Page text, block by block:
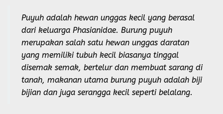
Puyuh adalah hewan unggas kecil yang berasal
dari keluarga Phasianidae. Burung puyuh
merupakan salah satu hewan unggas daratan
yang memiliki tubuh kecil biasanya tinggal
disemak semak, bertelur dan membuat sarang di
tanah, makanan utama burung puyuh adalah biji
bijian dan juga serangga kecil seperti belalang.